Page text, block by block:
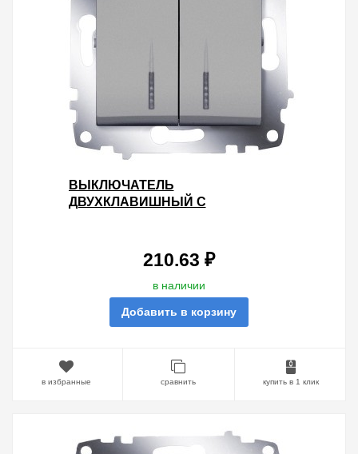
ВЫКЛЮЧАТЕЛЬ
ДВУХКЛАВИШНЫЙ С
210.63 ₽
в наличии
Добавить в корзину
в избранные сравнить купить в 1 клик